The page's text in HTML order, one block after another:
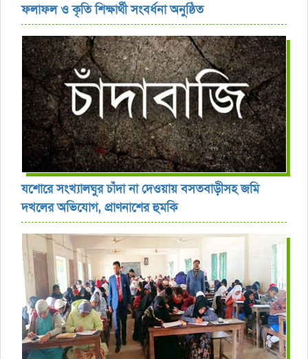
ফলাফল ও কৃতি শিক্ষার্থী সংবর্ধনা অনুষ্ঠিত
যশোরে সংখ্যালঘুর চাঁদা না দেওয়ায় বসতবাড়ীসহ জমি
দখলের অভিযোগ, প্রাণনাশের হুমকি